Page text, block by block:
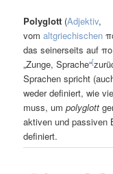
Polyglott (Adjektiv,
vomaltgriechischen
das seinerseits auf
„Zunge, Sprache“[
Sprachen spricht
weder definiert, wie
muss, umpolyglott
aktiven und passiven
definiert.